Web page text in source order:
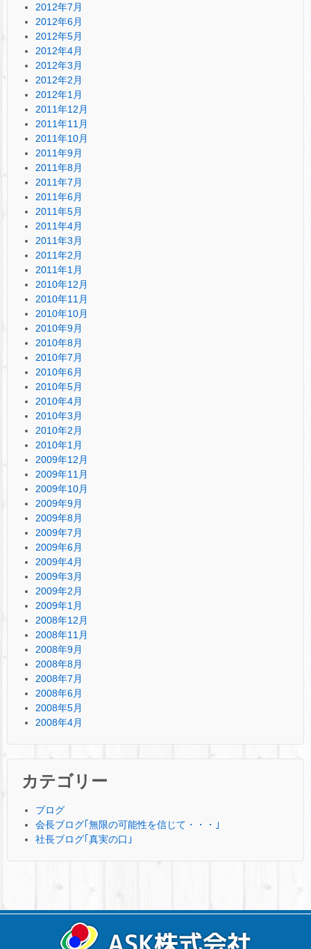
2012年7月
2012年6月
2012年5月
2012年4月
2012年3月
2012年2月
2012年1月
2011年12月
2011年11月
2011年10月
2011年9月
2011年8月
2011年7月
2011年6月
2011年5月
2011年4月
2011年3月
2011年2月
2011年1月
2010年12月
2010年11月
2010年10月
2010年9月
2010年8月
2010年7月
2010年6月
2010年5月
2010年4月
2010年3月
2010年2月
2010年1月
2009年12月
2009年11月
2009年10月
2009年9月
2009年8月
2009年7月
2009年6月
2009年4月
2009年3月
2009年2月
2009年1月
2008年12月
2008年11月
2008年9月
2008年8月
2008年7月
2008年6月
2008年5月
2008年4月
カテゴリー
ブログ
会長ブログ｢無限の可能性を信じて・・・｣
社長ブログ｢真実の口｣